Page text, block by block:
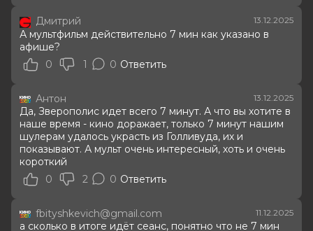
Дмитрий 13.12.2025
А мультфильм действительно 7 мин как указано в
афише?
0
1 0 Ответить
Антон 13.12.2025
Да, Зверополис идет всего 7 минут. А что вы хотите в
наше время - кино доражает, только 7 минут нашим
шулерам удалось украсть из Голливуда, их и
показывают. А мульт очень интересный, хоть и очень
короткий
0
2 0 Ответить
fbityshkevich@gmail.com 11.12.2025
а сколько в итоге идёт сеанс, понятно что не 7 мин